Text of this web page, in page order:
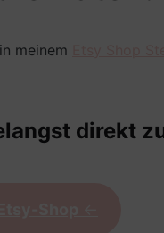
meinem
direkt